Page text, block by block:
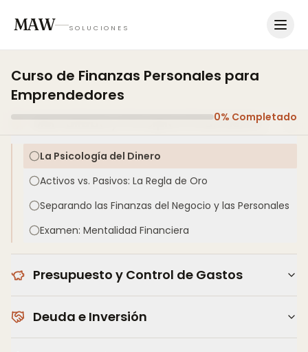
MAW SOLUCIONES
Curso de Finanzas Personales para
Emprendedores
0% Completado
Mentalidad y Principios Financieros
La Psicología del Dinero
Activos vs. Pasivos: La Regla de Oro
Separando las Finanzas del Negocio y las Personales
Examen: Mentalidad Financiera
Presupuesto y Control de Gastos
Deuda e Inversión